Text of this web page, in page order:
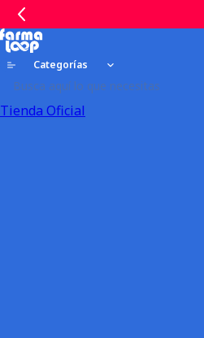
Categorías
Tienda Oficial